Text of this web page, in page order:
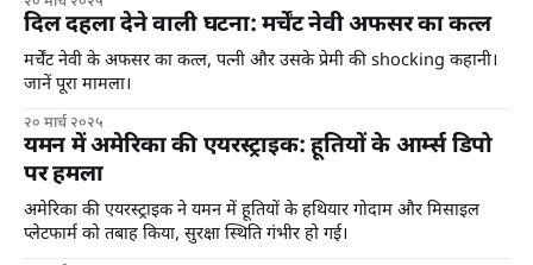
दिल दहला देने वाली घटना: मर्चेंट नेवी अफसर का कत्ल
मर्चेंट नेवी के अफसर का कत्ल, पत्नी और उसके प्रेमी की shocking कहानी।
जानें पूरा मामला।
२० मार्च २०२५
यमन में अमेरिका की एयरस्ट्राइक: हूतियों के आर्म्स डिपो
पर हमला
अमेरिका की एयरस्ट्राइक ने यमन में हूतियों के हथियार गोदाम और मिसाइल
प्लेटफार्म को तबाह किया, सुरक्षा स्थिति गंभीर हो गई।